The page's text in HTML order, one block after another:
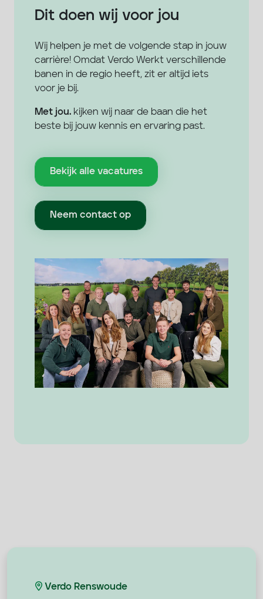
Dit doen wij voor jou
Wij helpen je met de volgende stap in jouw
carrière! Omdat Verdo Werkt verschillende
banen in de regio heeft, zit er altijd iets
voor je bij.
Met jou. kijken wij naar de baan die het
beste bij jouw kennis en ervaring past.
Bekijk alle vacatures
Neem contact op
Verdo Renswoude